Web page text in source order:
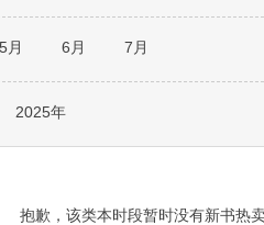
食品
5月 6月 7月
2025年
抱歉，该类本时段暂时没有新书热卖